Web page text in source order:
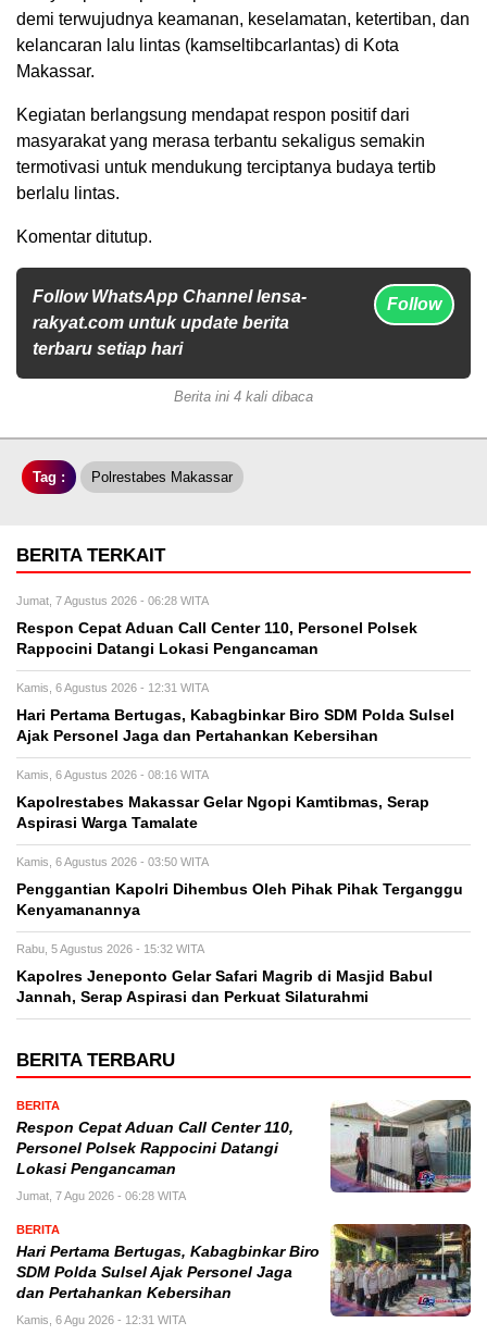
demi terwujudnya keamanan, keselamatan, ketertiban, dan
kelancaran lalu lintas (kamseltibcarlantas) di Kota
Makassar.
Kegiatan berlangsung mendapat respon positif dari
masyarakat yang merasa terbantu sekaligus semakin
termotivasi untuk mendukung terciptanya budaya tertib
berlalu lintas.
Komentar ditutup.
Follow WhatsApp Channel lensa-
rakyat.com untuk update berita
terbaru setiap hari
Follow
Berita ini 4 kali dibaca
Tag : Polrestabes Makassar
BERITA TERKAIT
Jumat, 7 Agustus 2026 - 06:28 WITA
Respon Cepat Aduan Call Center 110, Personel Polsek
Rappocini Datangi Lokasi Pengancaman
Kamis, 6 Agustus 2026 - 12:31 WITA
Hari Pertama Bertugas, Kabagbinkar Biro SDM Polda Sulsel
Ajak Personel Jaga dan Pertahankan Kebersihan
Kamis, 6 Agustus 2026 - 08:16 WITA
Kapolrestabes Makassar Gelar Ngopi Kamtibmas, Serap
Aspirasi Warga Tamalate
Kamis, 6 Agustus 2026 - 03:50 WITA
Penggantian Kapolri Dihembus Oleh Pihak Pihak Terganggu
Kenyamanannya
Rabu, 5 Agustus 2026 - 15:32 WITA
Kapolres Jeneponto Gelar Safari Magrib di Masjid Babul
Jannah, Serap Aspirasi dan Perkuat Silaturahmi
BERITA TERBARU
BERITA
Respon Cepat Aduan Call Center 110,
Personel Polsek Rappocini Datangi
Lokasi Pengancaman
Jumat, 7 Agu 2026 - 06:28 WITA
BERITA
Hari Pertama Bertugas, Kabagbinkar Biro
SDM Polda Sulsel Ajak Personel Jaga
dan Pertahankan Kebersihan
Kamis, 6 Agu 2026 - 12:31 WITA